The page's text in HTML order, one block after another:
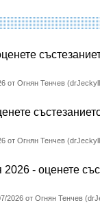
от Огнян Тенчев
от Огнян Тенчев
2026 - оценете
2026 от Огнян Тенчев